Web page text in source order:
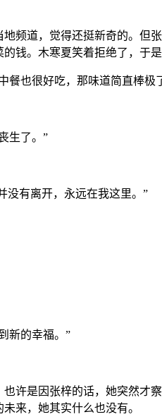
频道，觉得还挺新奇的。
钱。木寒夏笑着拒绝了，于
餐也很好吃，那味道简直棒极
生了。”
没有离开，永远在我这里。”
新的幸福。”
许是因张梓的话，她突然
来，她其实什么也没有。